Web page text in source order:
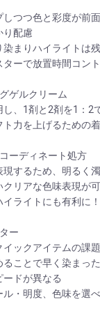
しつつ色と彩度が前
り配慮
染まりハイライトは
ターで放置時間コン
ゲルクリーム
、1剤と2剤を1：2
力を上げるための
ーディネート処方
現するため、明るく
リアな色味表現が可
ライトにも有利に！
ー
ックアイテムの課題
ることで早く染まっ
ードが異なる
・明度、色味を選